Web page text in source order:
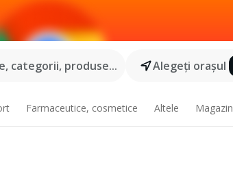
categorii, produse...
Alegeţi oraşul
Farmaceutice, cosmetice Altele Magazin